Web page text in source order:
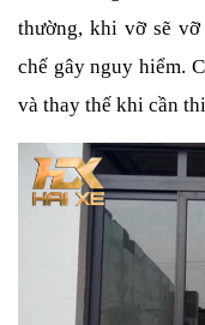
thường, khi vỡ sẽ vỡ
chế gây nguy hiểm.
và thay thế khi cần